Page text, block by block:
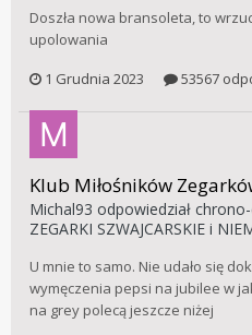
Doszła nowa bransoleta, to
upolowania
1 Grudnia 2023
53567
Klub Miłośników
Michal93 odpowiedział
ZEGARKI SZWAJCARSKIE i
U mnie to samo. Nie udało się
wymęczenia pepsi na jubilee w
na grey polecą jeszcze niżej